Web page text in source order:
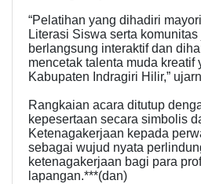
“Pelatihan yang dihadiri
Literasi Siswa serta
berlangsung interaktif dan
mencetak talenta muda kreatif
Kabupaten Indragiri Hilir,”
Rangkaian acara ditutup
kepesertaan secara simbolis
Ketenagakerjaan kepada
sebagai wujud nyata
ketenagakerjaan bagi para
lapangan.***(dan)